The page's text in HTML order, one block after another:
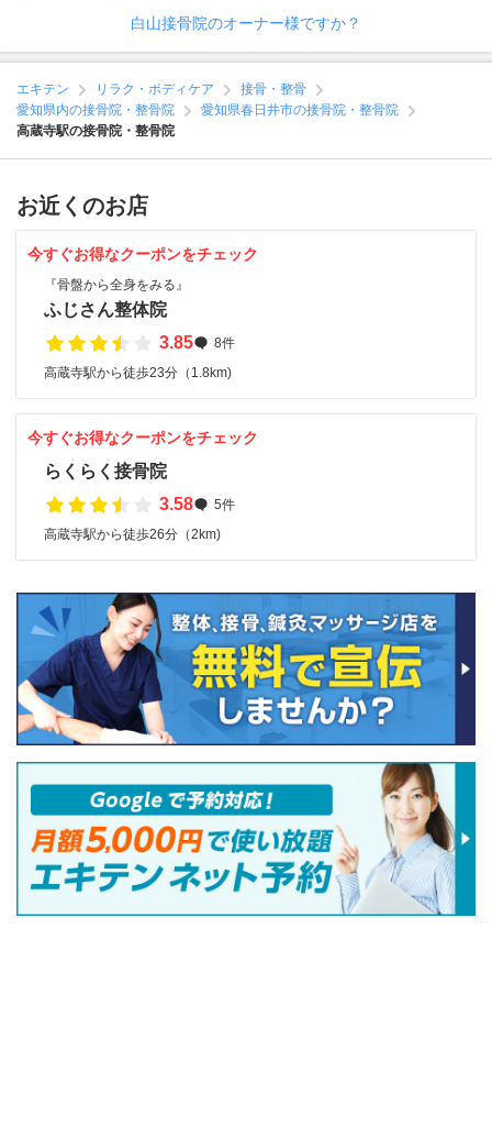
白山接骨院のオーナー様ですか？
エキテン リラク・ボディケア
接骨・整骨
愛知県内の接骨院・整骨院
愛知県春日井市の接骨院・整骨院
高蔵寺駅の接骨院・整骨院
お近くのお店
今すぐお得なクーポンをチェック
『骨盤から全身をみる』
ふじさん整体院
3.85
8件
高蔵寺駅から徒歩23分（1.8km)
今すぐお得なクーポンをチェック
らくらく接骨院
3.58
5件
高蔵寺駅から徒歩26分（2km)